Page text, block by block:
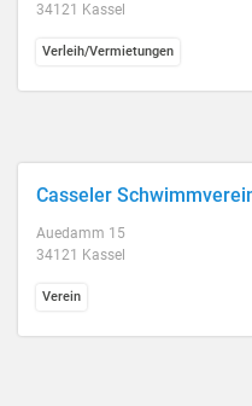
34121 Kassel
Verleih/Vermietungen
Casseler
Auedamm 15
34121 Kassel
Verein